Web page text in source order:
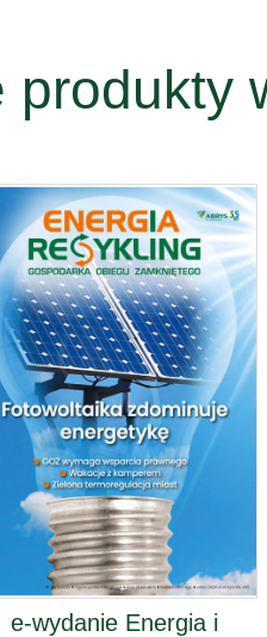
produkty
e-wydanie Energia i